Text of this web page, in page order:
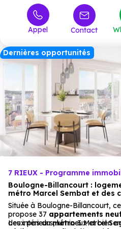
T5 6
Appel Contact
Dernières opportunités
7 RIEUX - Programme
Boulogne-Billancourt :
métro Marcel Sembat et des
Située à Boulogne-Billancourt,
propose 37 appartements
deux pas dumétro3 Marcel
Les intérieurs, lumineux et bien